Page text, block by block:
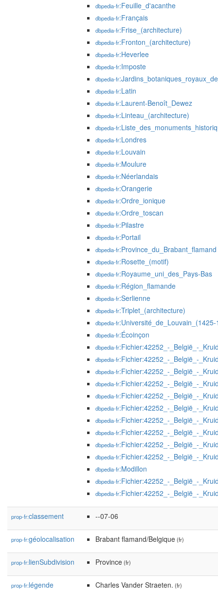
dbpedia-fr:Feuille_d'acanthe
dbpedia-fr:Français
dbpedia-fr:Frise_(architecture)
dbpedia-fr:Fronton_(architecture)
dbpedia-fr:Heverlee
dbpedia-fr:Imposte
dbpedia-fr
dbpedia-fr:Latin
dbpedia-fr:Laurent-Benoît_Dewez
dbpedia-fr:Linteau_(architecture)
dbpedia-fr
dbpedia-fr:Londres
dbpedia-fr:Louvain
dbpedia-fr:Moulure
dbpedia-fr:Néerlandais
dbpedia-fr:Orangerie
dbpedia-fr:Ordre_ionique
dbpedia-fr:Ordre_toscan
dbpedia-fr:Pilastre
dbpedia-fr:Portail
dbpedia-fr:Province_du_Brabant_flamand
dbpedia-fr:Rosette_(motif)
dbpedia-fr:Royaume_uni_des_Pays-Bas
dbpedia-fr:Région_flamande
dbpedia-fr:Serlienne
dbpedia-fr:Triplet_(architecture)
dbpedia-fr
dbpedia-fr:Écoinçon
dbpedia-fr:Fichier:42252_-_België_-
dbpedia-fr:Fichier:42252_-_België_-
dbpedia-fr:Fichier:42252_-_België_-
dbpedia-fr:Fichier:42252_-_België_-
dbpedia-fr:Fichier:42252_-_België_-
dbpedia-fr:Fichier:42252_-_België_-
dbpedia-fr:Fichier:42252_-_België_-
dbpedia-fr:Fichier:42252_-_België_-
dbpedia-fr:Fichier:42252_-_België_-
dbpedia-fr:Fichier:42252_-_België_-
dbpedia-fr:Modillon
dbpedia-fr:Fichier:42252_-_België_-
dbpedia-fr:Fichier:42252_-_België_-
prop-fr:classement --07-06
prop-fr:géolocalisation Brabant flamand/Belgique(fr)
prop-fr:lienSubdivision Province(fr)
prop-fr:légende Charles Vander Straeten. (fr)